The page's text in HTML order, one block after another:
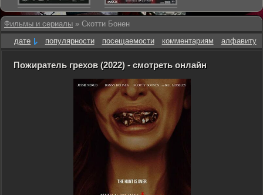
Фильмы и сериалы » Скотти Бонен
дате
популярности посещаемости комментариям алфавиту
Пожиратель грехов (2022) - смотреть онлайн